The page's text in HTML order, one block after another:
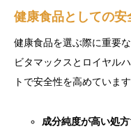
健康食品としての
健康食品を選ぶ際に重要
ビタマックスとロイヤル
トで安全性を高めています
成分純度が高い処方